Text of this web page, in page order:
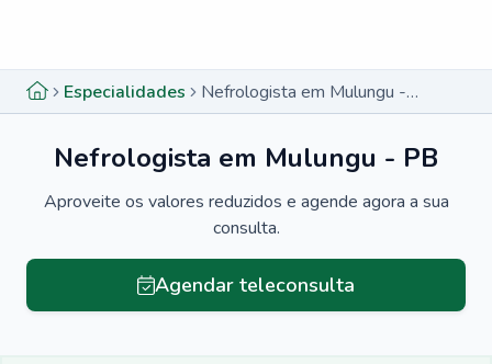
Especialidades Nefrologista em Mulungu - PB
Nefrologista em Mulungu - PB
Aproveite os valores reduzidos e agende agora a sua
consulta.
Agendar teleconsulta